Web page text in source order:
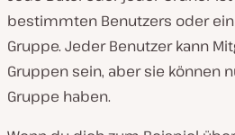
bestimmten Benutzers oder
Gruppe. Jeder Benutzer kann
Gruppen sein, aber sie können
Gruppe haben.